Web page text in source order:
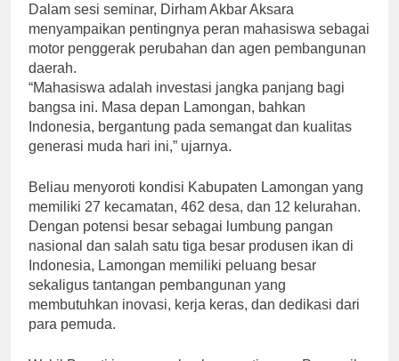
Dalam sesi seminar, Dirham Akbar Aksara
menyampaikan pentingnya peran mahasiswa sebagai
motor penggerak perubahan dan agen pembangunan
daerah.
“Mahasiswa adalah investasi jangka panjang bagi
bangsa ini. Masa depan Lamongan, bahkan
Indonesia, bergantung pada semangat dan kualitas
generasi muda hari ini,” ujarnya.
Beliau menyoroti kondisi Kabupaten Lamongan yang
memiliki 27 kecamatan, 462 desa, dan 12 kelurahan.
Dengan potensi besar sebagai lumbung pangan
nasional dan salah satu tiga besar produsen ikan di
Indonesia, Lamongan memiliki peluang besar
sekaligus tantangan pembangunan yang
membutuhkan inovasi, kerja keras, dan dedikasi dari
para pemuda.